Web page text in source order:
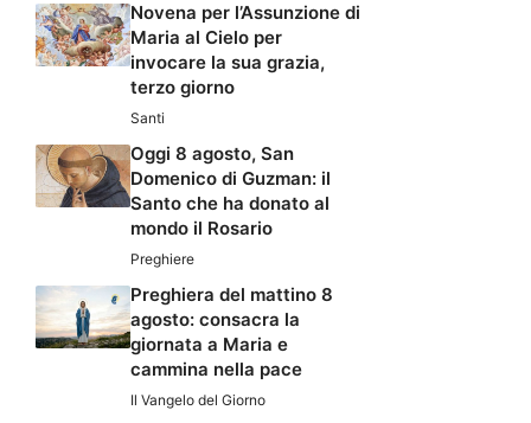
Novena per l’Assunzione di
Maria al Cielo per
invocare la sua grazia,
terzo giorno
Santi
Oggi 8 agosto, San
Domenico di Guzman: il
Santo che ha donato al
mondo il Rosario
Preghiere
Preghiera del mattino 8
agosto: consacra la
giornata a Maria e
cammina nella pace
Il Vangelo del Giorno